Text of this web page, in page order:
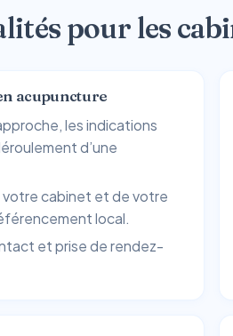
pour les
acupuncture
les indications
d’une
votre cabinet et de votre
local.
et prise de rendez-